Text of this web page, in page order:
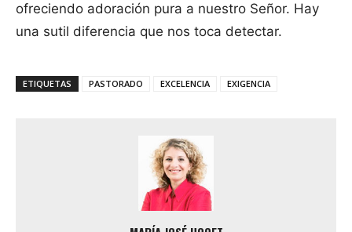
ofreciendo adoración pura a nuestro Señor. Hay
una sutil diferencia que nos toca detectar.
ETIQUETAS PASTORADO EXCELENCIA EXIGENCIA